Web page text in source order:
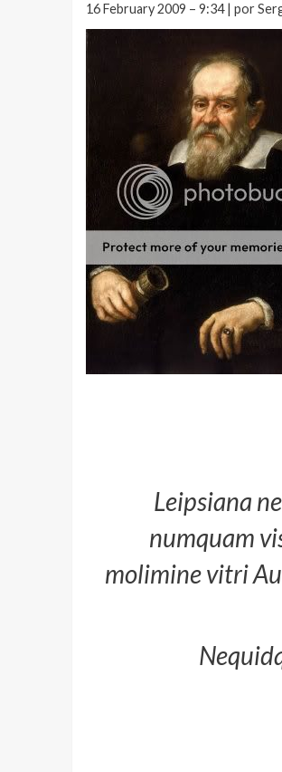
16 February 2009 – 9:34 | por
Leipsiana
numquam
molimine vitri